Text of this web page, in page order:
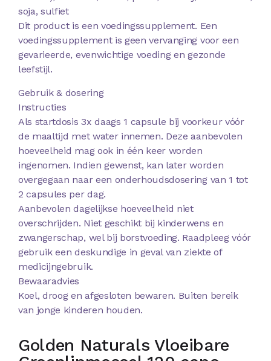
soja, sulfiet
Dit product is een voedingssupplement. Een
voedingssupplement is geen vervanging voor een
gevarieerde, evenwichtige voeding en gezonde
leefstijl.
Gebruik & dosering
Instructies
Als startdosis 3x daags 1 capsule bij voorkeur vóór
de maaltijd met water innemen. Deze aanbevolen
hoeveelheid mag ook in één keer worden
ingenomen. Indien gewenst, kan later worden
overgegaan naar een onderhoudsdosering van 1 tot
2 capsules per dag.
Aanbevolen dagelijkse hoeveelheid niet
overschrijden. Niet geschikt bij kinderwens en
zwangerschap, wel bij borstvoeding. Raadpleeg vóór
gebruik een deskundige in geval van ziekte of
medicijngebruik.
Bewaaradvies
Koel, droog en afgesloten bewaren. Buiten bereik
van jonge kinderen houden.
Golden Naturals Vloeibare